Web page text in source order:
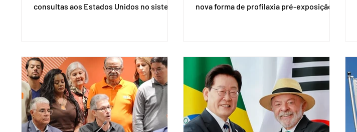
consultas aos Estados Unidos no sistema
base na Seção 301 da Lei de Comércio de
1974. Segundo nota divulgada pelo
Ministério das Relações Exteriores, o
Brasil considera que as tarifas são
injustificadas e incompatíveis com as
obrigações assumidas pelos Estados
nova forma de profilaxia pré-exposição
e pode ser tomado a cada dois meses. O
pedido de inclusão vai ser encaminhado
pelo Ministério da Saúde à Comissão
Nacional de Incorporação de Novas
Tecnologias no SUS (Conitec) na semana
que vem. A Conitec é um colegiado